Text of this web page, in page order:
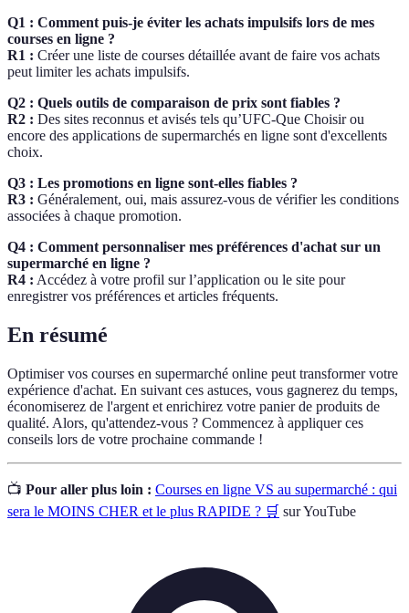
Q1 : Comment puis-je éviter les achats impulsifs lors de mes
courses en ligne ?
R1 : Créer une liste de courses détaillée avant de faire vos achats
peut limiter les achats impulsifs.
Q2 : Quels outils de comparaison de prix sont fiables ?
R2 : Des sites reconnus et avisés tels qu’UFC-Que Choisir ou
encore des applications de supermarchés en ligne sont d'excellents
choix.
Q3 : Les promotions en ligne sont-elles fiables ?
R3 : Généralement, oui, mais assurez-vous de vérifier les conditions
associées à chaque promotion.
Q4 : Comment personnaliser mes préférences d'achat sur un
supermarché en ligne ?
R4 : Accédez à votre profil sur l’application ou le site pour
enregistrer vos préférences et articles fréquents.
En résumé
Optimiser vos courses en supermarché online peut transformer votre
expérience d'achat. En suivant ces astuces, vous gagnerez du temps,
économiserez de l'argent et enrichirez votre panier de produits de
qualité. Alors, qu'attendez-vous ? Commencez à appliquer ces
conseils lors de votre prochaine commande !
📺 Pour aller plus loin : Courses en ligne VS au supermarché : qui
sera le MOINS CHER et le plus RAPIDE ? 🛒 sur YouTube